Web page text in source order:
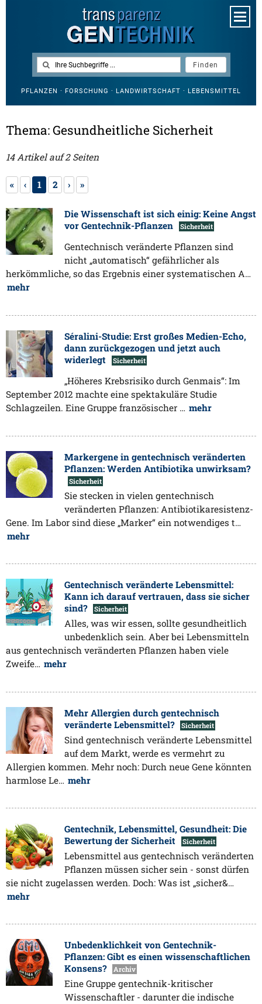
PFLANZEN · FORSCHUNG · LANDWIRTSCHAFT · LEBENSMITTEL
Thema: Gesundheitliche Sicherheit
14 Artikel auf 2 Seiten
« ‹ 1 2 › »
Die Wissenschaft ist sich einig: Keine Angst
vor Gentechnik-Pflanzen
Sicherheit
Gentechnisch veränderte Pflanzen sind
nicht „automatisch“ gefährlicher als
herkömmliche, so das Ergebnis einer systematischen A…
mehr
Séralini-Studie: Erst großes Medien-Echo,
dann zurückgezogen und jetzt auch
widerlegt
Sicherheit
„Höheres Krebsrisiko durch Genmais“: Im
September 2012 machte eine spektakuläre Studie
Schlagzeilen. Eine Gruppe französischer … mehr
Markergene in gentechnisch veränderten
Pflanzen: Werden Antibiotika unwirksam?
Sicherheit
Sie stecken in vielen gentechnisch
veränderten Pflanzen: Antibiotikaresistenz-
Gene. Im Labor sind diese „Marker“ ein notwendiges t…
mehr
Gentechnisch veränderte Lebensmittel:
Kann ich darauf vertrauen, dass sie sicher
sind?
Sicherheit
Alles, was wir essen, sollte gesundheitlich
unbedenklich sein. Aber bei Lebensmitteln
aus gentechnisch veränderten Pflanzen haben viele
Zweife… mehr
Mehr Allergien durch gentechnisch
veränderte Lebensmittel?
Sicherheit
Sind gentechnisch veränderte Lebensmittel
auf dem Markt, werde es vermehrt zu
Allergien kommen. Mehr noch: Durch neue Gene könnten
harmlose Le… mehr
Gentechnik, Lebensmittel, Gesundheit: Die
Bewertung der Sicherheit
Sicherheit
Lebensmittel aus gentechnisch veränderten
Pflanzen müssen sicher sein - sonst dürfen
sie nicht zugelassen werden. Doch: Was ist „sicher&…
mehr
Unbedenklichkeit von Gentechnik-
Pflanzen: Gibt es einen wissenschaftlichen
Konsens?
Archiv
Eine Gruppe gentechnik-kritischer
Wissenschaftler - darunter die indische